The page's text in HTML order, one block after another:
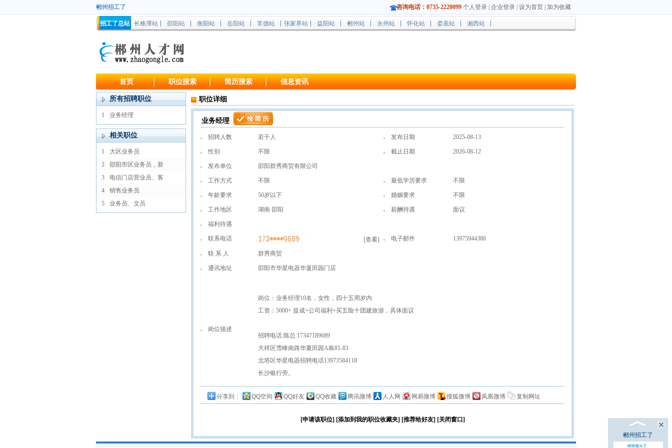
郴州招工了 咨询电话：0735-2220099 个人登录 企业登录 设为首页 加为收藏
招工了总站 长株潭站 邵阳站 衡阳站 岳阳站 常德站 张家界站 益阳站 郴州站 永州站 怀化站 娄底站 湘西站
首页 职位搜索 简历搜索 信息资讯
所有招聘职位
1 业务经理
相关职位
1
大区业务员
2
邵阳市区业务员，新
3
电信门店营业员、客
4
销售业务员
5
业务员、文员
职位详细
业务经理
招聘人数 若干人 发布日期 2025-08-13
性别 不限 截止日期 2026-08-12
发布单位 邵阳群秀商贸有限公司
工作方式 不限 最低学历要求 不限
年龄要求 50岁以下 婚姻要求 不限
工作地区 湖南 邵阳 薪酬待遇 面议
福利待遇
联系电话 [查看] 电子邮件 13975944386
联 系 人 群秀商贸
通讯地址 邵阳市华星电器华厦田园门店
岗位描述
岗位：业务经理10名，女性，四十五周岁内
工资：5000+ 提成+公司福利+买五险十团建旅游，具体面议
招聘电话:陈总:17347189689
大祥区雪峰南路华夏田园A栋81-83
北塔区华星电器招聘电话13973584118
长沙银行旁。
分享到： QQ空间 QQ好友 QQ收藏 腾讯微博 人人网 网易微博 搜狐微博 凤凰微博 复制网址
[申请该职位] [添加到我的职位收藏夹] [推荐给好友] [关闭窗口]
郴州招工了